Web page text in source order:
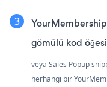
gömülü kod
veya Sales Popup
herhangi bir